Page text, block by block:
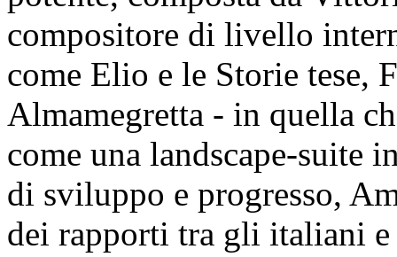
compositore di livello
come Elio e le Storie tese,
Almamegretta - in quella
come una landscape-suite
di sviluppo e progresso,
dei rapporti tra gli italiani